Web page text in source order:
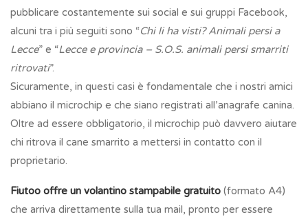
pubblicare costantemente sui social e sui gruppi Facebook,
alcuni tra i più seguiti sono “Chi li ha visti? Animali persi a
Lecce” e “Lecce e provincia – S.O.S. animali persi smarriti
ritrovati”.
Sicuramente, in questi casi è fondamentale che i nostri amici
abbiano il microchip e che siano registrati all’anagrafe canina.
Oltre ad essere obbligatorio, il microchip può davvero aiutare
chi ritrova il cane smarrito a mettersi in contatto con il
proprietario.
Fiutoo offre un volantino stampabile gratuito (formato A4)
che arriva direttamente sulla tua mail, pronto per essere